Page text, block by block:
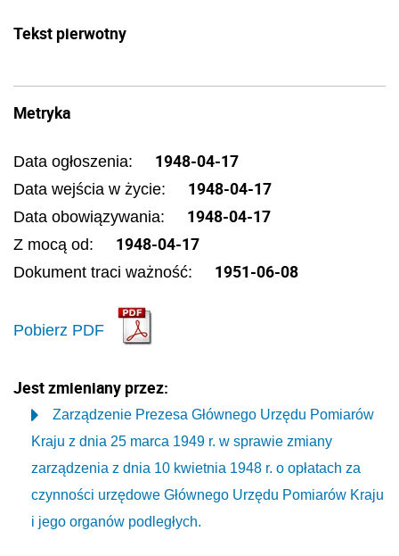
Tekst pierwotny
Metryka
Data ogłoszenia: 1948-04-17
Data wejścia w życie: 1948-04-17
Data obowiązywania: 1948-04-17
Z mocą od: 1948-04-17
Dokument traci ważność: 1951-06-08
Pobierz PDF
Jest zmieniany przez:
Zarządzenie Prezesa Głównego Urzędu Pomiarów
Kraju z dnia 25 marca 1949 r. w sprawie zmiany
zarządzenia z dnia 10 kwietnia 1948 r. o opłatach za
czynności urzędowe Głównego Urzędu Pomiarów Kraju
i jego organów podległych.